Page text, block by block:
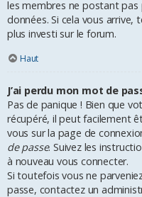
les membres ne postant pas
données. Si cela vous
plus investi sur le forum.
Haut
J’ai perdu mon mot de
Pas de panique ! Bien que
récupéré, il peut facilement
vous sur la page de
de passe. Suivez les
à nouveau vous connecter.
Si toutefois vous ne
passe, contactez un